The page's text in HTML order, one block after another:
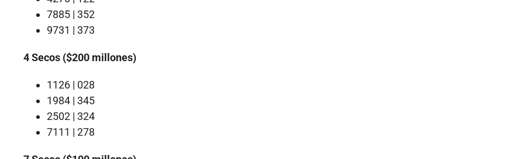
7885 | 352
9731 | 373
4 Secos ($200 millones)
1126 | 028
1984 | 345
2502 | 324
7111 | 278